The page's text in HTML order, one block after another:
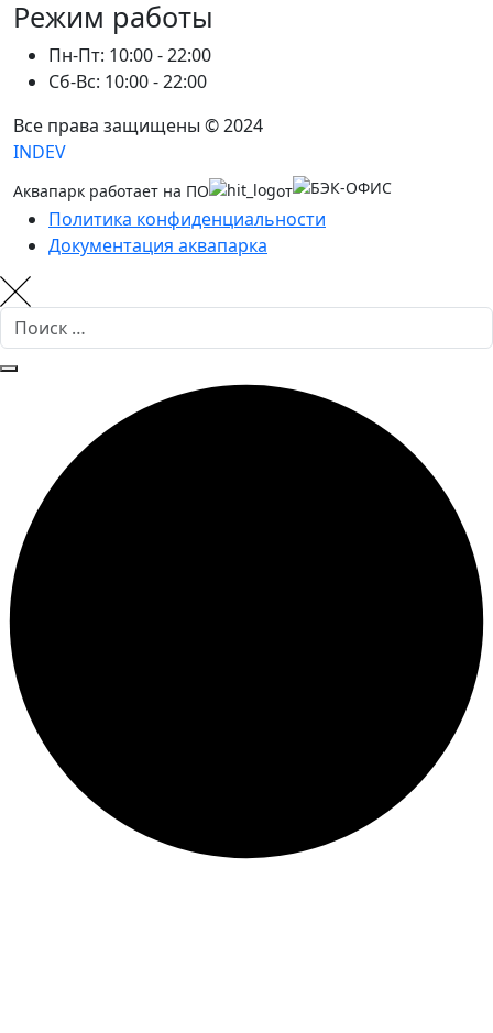
Режим работы
Пн-Пт: 10:00 - 22:00
Сб-Вс: 10:00 - 22:00
Все права защищены © 2024
INDEV
Аквапарк работает на ПО от
Политика конфиденциальности
Документация аквапарка